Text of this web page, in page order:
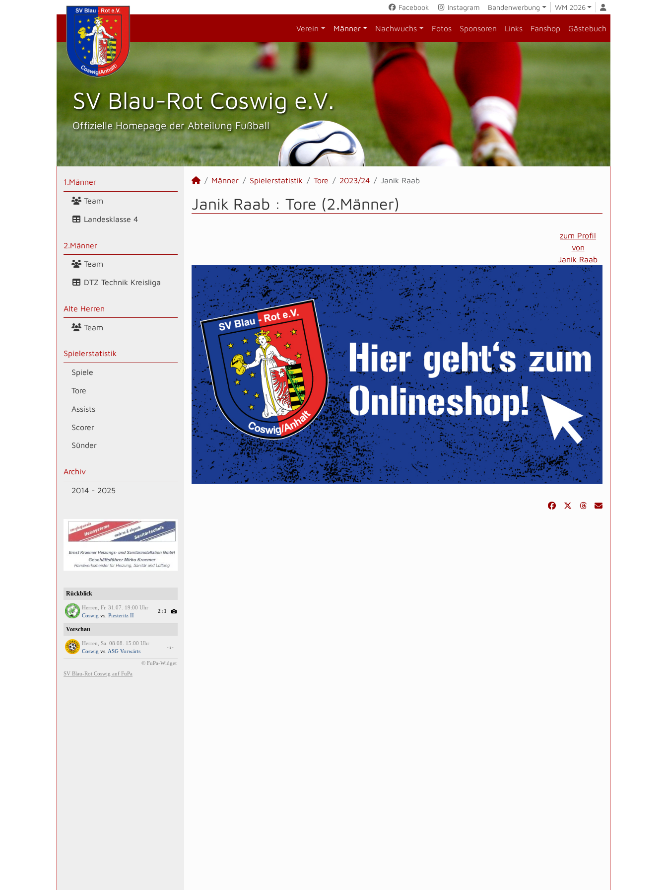
Facebook Instagram Bandenwerbung WM 2026
Verein Männer Nachwuchs Fotos Sponsoren Links Fanshop Gästebuch
SV Blau-Rot Coswig e.V.
Offizielle Homepage der Abteilung Fußball
1.Männer
Team
Landesklasse 4
2.Männer
Team
DTZ Technik Kreisliga
Alte Herren
Team
Spielerstatistik
Spiele
Tore
Assists
Scorer
Sünder
Archiv
2014 - 2025
Männer Spielerstatistik Tore 2023/24 Janik Raab
Janik Raab : Tore (2.Männer)
zum Profil
von
Janik Raab